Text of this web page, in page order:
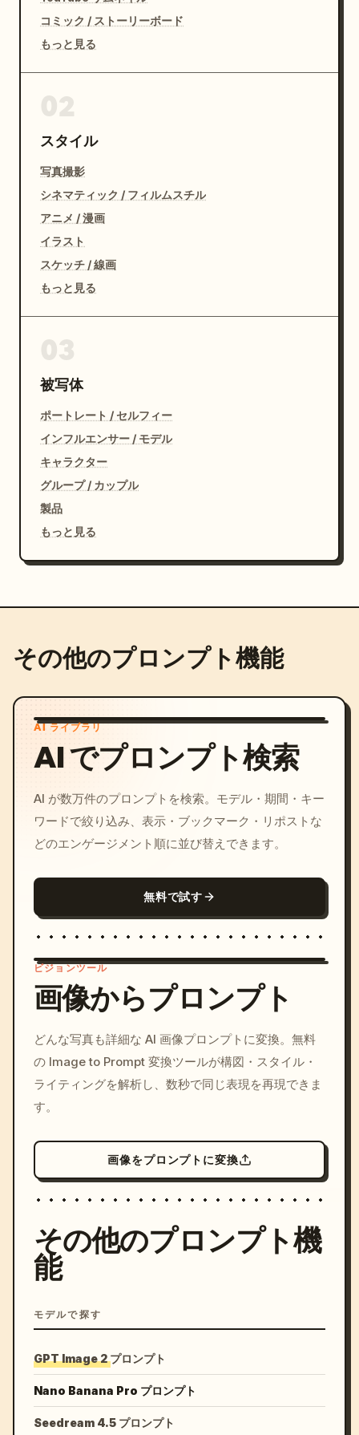
コミック / ストーリーボード
もっと見る
スタイル
写真撮影
シネマティック / フィルムスチル
アニメ / 漫画
イラスト
スケッチ / 線画
もっと見る
被写体
ポートレート / セルフィー
インフルエンサー / モデル
キャラクター
グループ / カップル
製品
もっと見る
その他のプロンプト機能
AI ライブラリ
AI でプロンプト検索
AI が数万件のプロンプトを検索。モデル・期間・キー
ワードで絞り込み、表示・ブックマーク・リポストな
どのエンゲージメント順に並び替えできます。
無料で試す
c, cyberpunk sunset, neon
colors, 8k --v 6.0
ビジョンツール
画像からプロンプト
どんな写真も詳細な AI 画像プロンプトに変換。無料
の Image to Prompt 変換ツールが構図・スタイル・
ライティングを解析し、数秒で同じ表現を再現できま
す。
画像をプロンプトに変換
その他のプロンプト機
能
モデルで探す
GPT Image 2 プロンプト
Nano Banana Pro プロンプト
Seedream 4.5 プロンプト